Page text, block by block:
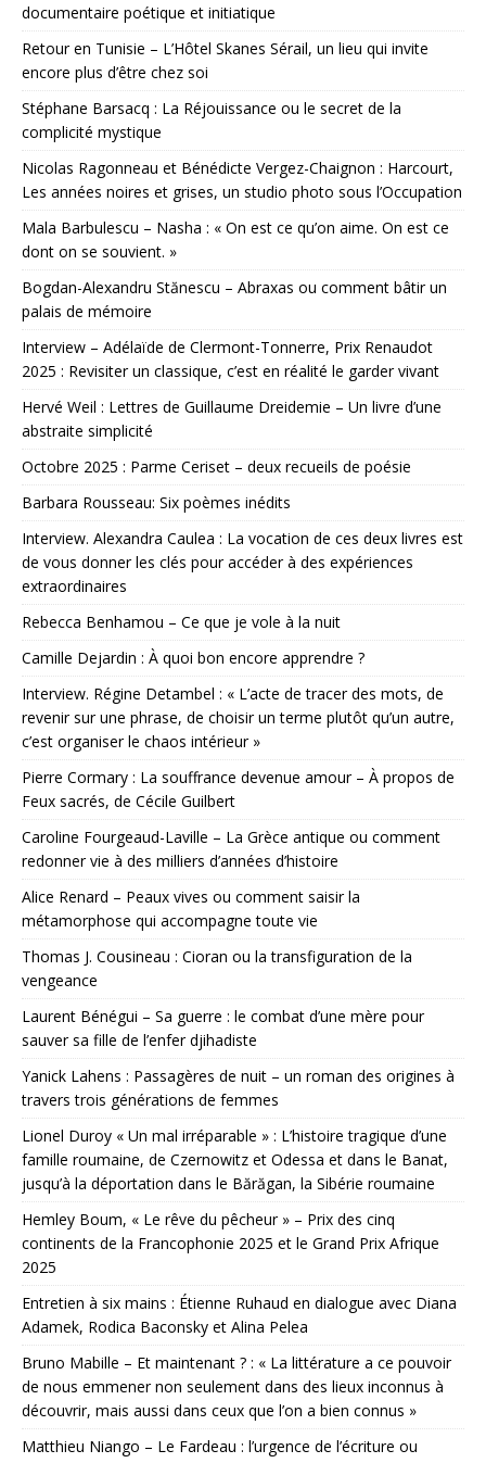
documentaire poétique et initiatique
Retour en Tunisie – L’Hôtel Skanes Sérail, un lieu qui invite
encore plus d’être chez soi
Stéphane Barsacq : La Réjouissance ou le secret de la
complicité mystique
Nicolas Ragonneau et Bénédicte Vergez-Chaignon : Harcourt,
Les années noires et grises, un studio photo sous l’Occupation
Mala Barbulescu – Nasha : « On est ce qu’on aime. On est ce
dont on se souvient. »
Bogdan-Alexandru Stănescu – Abraxas ou comment bâtir un
palais de mémoire
Interview – Adélaïde de Clermont-Tonnerre, Prix Renaudot
2025 : Revisiter un classique, c’est en réalité le garder vivant
Hervé Weil : Lettres de Guillaume Dreidemie – Un livre d’une
abstraite simplicité
Octobre 2025 : Parme Ceriset – deux recueils de poésie
Barbara Rousseau: Six poèmes inédits
Interview. Alexandra Caulea : La vocation de ces deux livres est
de vous donner les clés pour accéder à des expériences
extraordinaires
Rebecca Benhamou – Ce que je vole à la nuit
Camille Dejardin : À quoi bon encore apprendre ?
Interview. Régine Detambel : « L’acte de tracer des mots, de
revenir sur une phrase, de choisir un terme plutôt qu’un autre,
c’est organiser le chaos intérieur »
Pierre Cormary : La souffrance devenue amour – À propos de
Feux sacrés, de Cécile Guilbert
Caroline Fourgeaud-Laville – La Grèce antique ou comment
redonner vie à des milliers d’années d’histoire
Alice Renard – Peaux vives ou comment saisir la
métamorphose qui accompagne toute vie
Thomas J. Cousineau : Cioran ou la transfiguration de la
vengeance
Laurent Bénégui – Sa guerre : le combat d’une mère pour
sauver sa fille de l’enfer djihadiste
Yanick Lahens : Passagères de nuit – un roman des origines à
travers trois générations de femmes
Lionel Duroy « Un mal irréparable » : L’histoire tragique d’une
famille roumaine, de Czernowitz et Odessa et dans le Banat,
jusqu’à la déportation dans le Bărăgan, la Sibérie roumaine
Hemley Boum, « Le rêve du pêcheur » – Prix des cinq
continents de la Francophonie 2025 et le Grand Prix Afrique
2025
Entretien à six mains : Étienne Ruhaud en dialogue avec Diana
Adamek, Rodica Baconsky et Alina Pelea
Bruno Mabille – Et maintenant ? : « La littérature a ce pouvoir
de nous emmener non seulement dans des lieux inconnus à
découvrir, mais aussi dans ceux que l’on a bien connus »
Matthieu Niango – Le Fardeau : l’urgence de l’écriture ou